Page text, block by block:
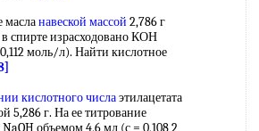
навеской массой 2,786 г
в спирте израсходовано КОН
моль/л). Найти кислотное
кислотного числаэтилацетата
5,286 г. На ее титрование
NaOH объемом 4,6 мл (с = 0,108 2